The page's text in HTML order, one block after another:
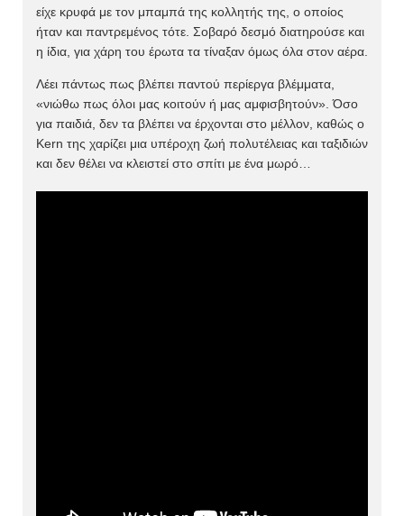
είχε κρυφά με τον μπαμπά της κολλητής της, ο οποίος
ήταν και παντρεμένος τότε. Σοβαρό δεσμό διατηρούσε και
η ίδια, για χάρη του έρωτα τα τίναξαν όμως όλα στον αέρα.
Λέει πάντως πως βλέπει παντού περίεργα βλέμματα,
«νιώθω πως όλοι μας κοιτούν ή μας αμφισβητούν». Όσο
για παιδιά, δεν τα βλέπει να έρχονται στο μέλλον, καθώς ο
Kern της χαρίζει μια υπέροχη ζωή πολυτέλειας και ταξιδιών
και δεν θέλει να κλειστεί στο σπίτι με ένα μωρό…